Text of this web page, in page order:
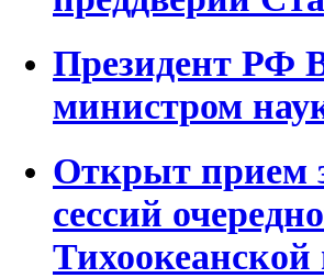
Президент РФ
министром
Открыт прием
сессий